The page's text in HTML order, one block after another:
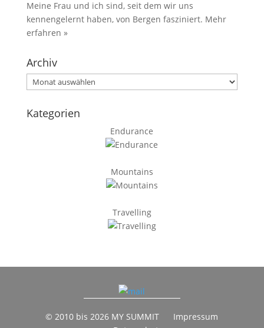
Meine Frau und ich sind, seit dem wir uns
kennengelernt haben, von Bergen fasziniert. Mehr
erfahren »
Archiv
Archiv
Kategorien
Endurance
Mountains
Travelling
© 2010 bis 2026 MY SUMMIT
Impressum